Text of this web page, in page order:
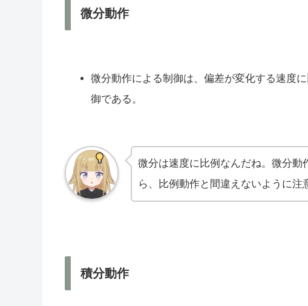
微分動作
微分動作による制御は、偏差が変化する速度
御である。
微分は速度に比例なんだね。微分
ら、比例動作と間違えないように注
積分動作